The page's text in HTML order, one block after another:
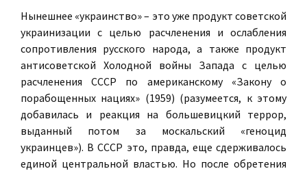
Нынешнее «украинство» – это уже продукт советской
украинизации с целью расчленения и ослабления
сопротивления русского народа, а также продукт
антисоветской Холодной войны Запада с целью
расчленения СССР по американскому «Закону о
порабощенных нациях» (1959) (разумеется, к этому
добавилась и реакция на большевицкий террор,
выданный потом за москальский «геноцид
украинцев»). В СССР это, правда, еще сдерживалось
единой центральной властью. Но после обретения